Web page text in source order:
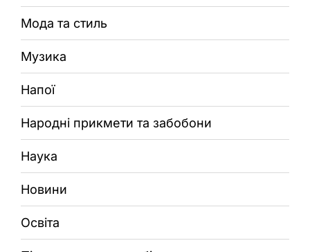
Мода та стиль
Музика
Напої
Народні прикмети та забобони
Наука
Новини
Освіта